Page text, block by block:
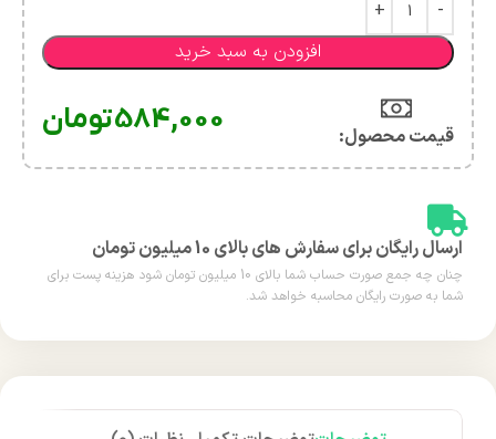
افزودن به سبد خرید
قیمت محصول:​ 584,000تومان
ارسال رایگان برای سفارش های بالای 10 میلیون تومان
چنان چه جمع صورت حساب شما بالای 10 میلیون تومان شود هزینه پست برای
شما به صورت رایگان محاسبه خواهد شد.